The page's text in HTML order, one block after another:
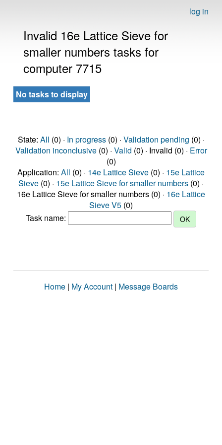
log in
Invalid 16e Lattice Sieve for
smaller numbers tasks for
computer 7715
No tasks to display
State: All (0) · In progress(0) · Validation pending (0) ·
Validation inconclusive(0) · Valid (0) · Invalid (0) · Error
(0)
Application: All (0) · 14e Lattice Sieve (0) · 15e Lattice
Sieve (0) · 15e Lattice Sieve for smaller numbers (0) ·
16e Lattice Sieve for smaller numbers (0) · 16e Lattice
Sieve V5 (0)
Task name:
Home | My Account | Message Boards